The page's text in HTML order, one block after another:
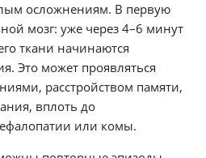
осложнениям. В первую
мозг: уже через 4–6 минут
ткани начинаются
Это может проявляться
расстройством памяти,
вплоть до
или комы.